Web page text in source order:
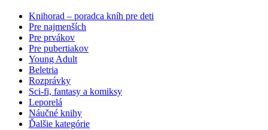
Knihorad – poradca kníh pre deti
Pre najmenších
Pre prvákov
Pre pubertiakov
Young Adult
Beletria
Rozprávky
Sci-fi, fantasy a komiksy
Leporelá
Náučné knihy
Ďalšie kategórie